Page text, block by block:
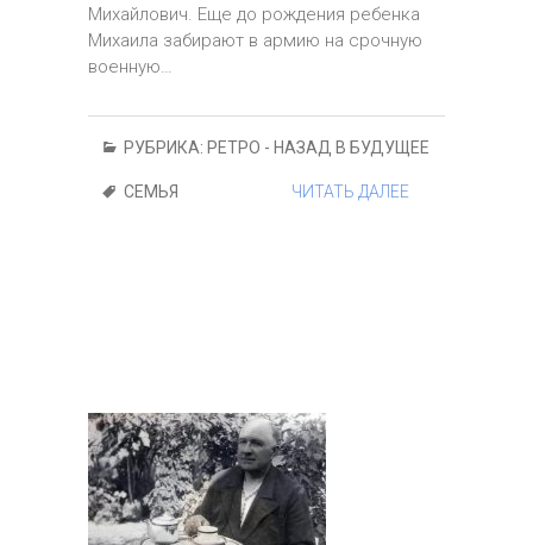
Михайлович. Еще до рождения ребенка
Михаила забирают в армию на срочную
военную…
РУБРИКА: РЕТРО - НАЗАД В БУДУЩЕЕ
СЕМЬЯ ЧИТАТЬ ДАЛЕЕ